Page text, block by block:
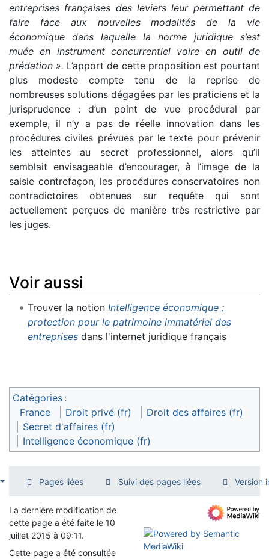
entreprises françaises des leviers leur permettant de
faire face aux nouvelles modalités de la vie
économique dans laquelle la norme juridique s’est
muée en instrument concurrentiel voire en outil de
prédation ». L’apport de cette proposition est pourtant
plus modeste compte tenu de la reprise de
nombreuses solutions dégagées par les praticiens et la
jurisprudence : d’un point de vue procédural par
exemple, il n’y a pas de réelle innovation dans les
procédures civiles prévues par le texte pour prévenir
les atteintes au secret professionnel, alors qu’il
semblait envisageable d’encourager, à l’image de la
saisie contrefaçon, les procédures conservatoires non
contradictoires obtenues sur requête qui sont
actuellement perçues de manière très restrictive par
les juges.
Voir aussi
Trouver la notion Intelligence économique :
protection pour le patrimoine immatériel des
entreprisesdans l'internet juridique français
Catégories :
France
Droit privé (fr)
Droit des affaires (fr)
Secret d'affaires (fr)
Intelligence économique (fr)
Pages liées Suivi des pages liées Version
La dernière modification de
cette page a été faite le 10
juillet 2015 à 09:11.
Cette page a été consultée